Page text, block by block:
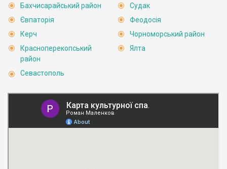
Бахчисарайський район
Євпаторія
Керч
Красноперекопський
район
Севастополь
Судак
Феодосія
Чорноморський район
Ялта